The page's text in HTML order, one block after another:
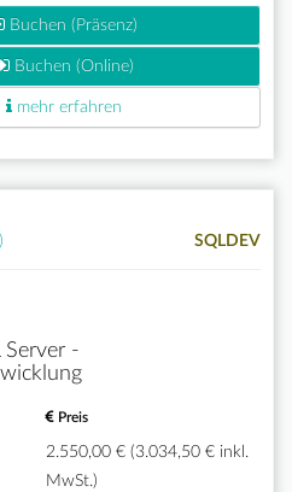
Buchen (Präsenz)
Buchen (Online)
mehr erfahren
SQLDEV
Server -
Preis
2.550,00 € (3.034,50 € inkl.
MwSt.)